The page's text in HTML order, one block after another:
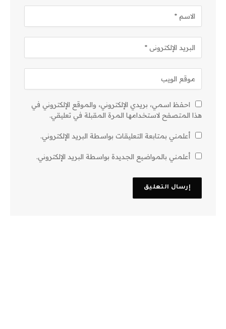
احفظ اسمي، بريدي الإلكتروني، والموقع الإلكتروني في
هذا المتصفح لاستخدامها المرة المقبلة في تعليقي.
أعلمني بمتابعة التعليقات بواسطة البريد الإلكتروني.
أعلمني بالمواضيع الجديدة بواسطة البريد الإلكتروني.